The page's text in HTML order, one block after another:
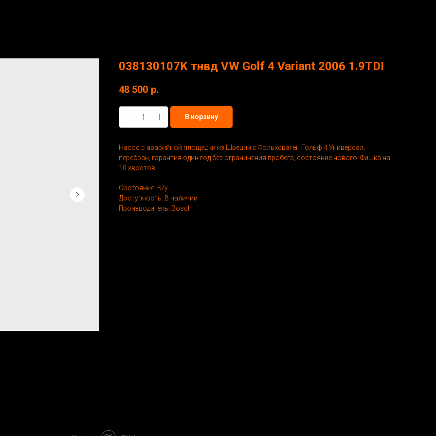
038130107K тнвд VW Golf 4 Variant 2006 1.9TDI
48 500 р.
В корзину
Насос с аварийной площадки из Швеции с Фольксваген Гольф 4 Универсал,
перебран, гарантия один год без ограничения пробега, состояние нового. Фишка на
10 хвостов.
Состояние: Б/у
Доступность: В наличии
Производитель: Bosch